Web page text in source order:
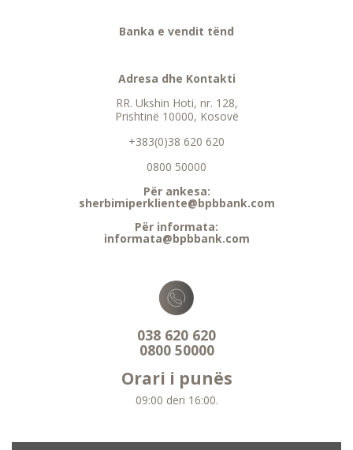
Banka e vendit tënd
Adresa dhe Kontakti
RR. Ukshin Hoti, nr. 128,
Prishtinë 10000, Kosovë
+383(0)38 620 620
0800 50000
Për ankesa:
sherbimiperkliente@bpbbank.com
Për informata:
informata@bpbbank.com
038 620 620
0800 50000
Orari i punës
09:00 deri 16:00.